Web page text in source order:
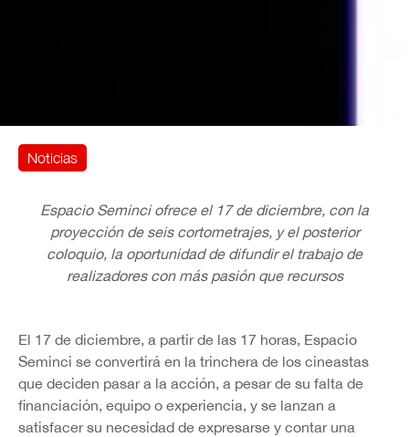
Noticias
Espacio Seminci ofrece el 17 de diciembre, con la
proyección de seis cortometrajes, y el posterior
coloquio, la oportunidad de difundir el trabajo de
realizadores con más pasión que recursos
El 17 de diciembre, a partir de las 17 horas, Espacio
Seminci se convertirá en la trinchera de los cineastas
que deciden pasar a la acción, a pesar de su falta de
financiación, equipo o experiencia, y se lanzan a
satisfacer su necesidad de expresarse y contar una